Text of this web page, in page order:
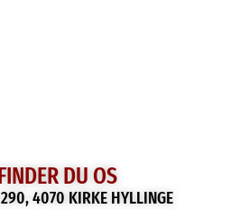
DU OS
290, 4070 KIRKE HYLLINGE